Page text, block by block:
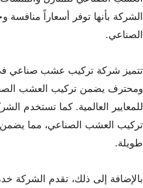
الشركة بأنها توفر أسعاراً
الصناعي.
تتميز شركة تركيب عشب صناعي
ومحترف يضمن تركيب العشب
للمعايير العالمية. كما تستخدم
تركيب العشب الصناعي، مما يضمن
طويلة.
بالإضافة إلى ذلك، تقدم الشركة